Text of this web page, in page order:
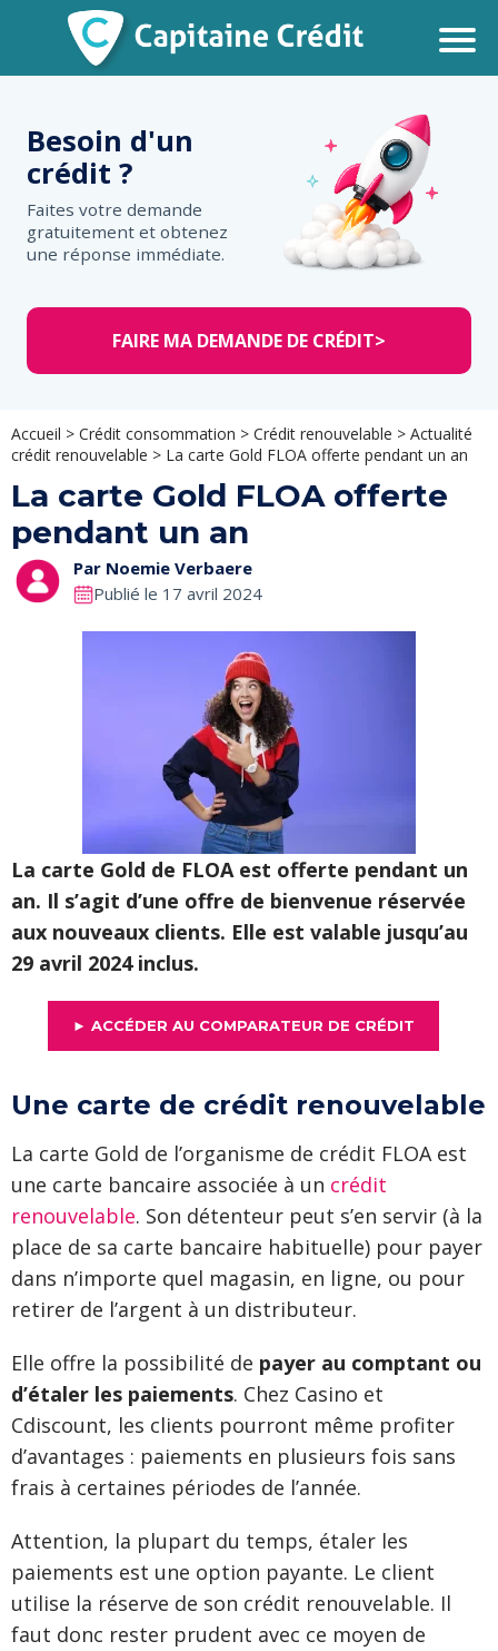
Besoin d'un
crédit ?
Faites votre demande
gratuitement et obtenez
une réponse immédiate.
FAIRE MA DEMANDE DE CRÉDIT>
Accueil > Crédit consommation > Crédit renouvelable > Actualité
crédit renouvelable > La carte Gold FLOA offerte pendant un an
La carte Gold FLOA offerte
pendant un an
Par Noemie Verbaere
Publié le 17 avril 2024
La carte Gold de FLOA est offerte pendant un
an. Il s’agit d’une offre de bienvenue réservée
aux nouveaux clients. Elle est valable jusqu’au
29 avril 2024 inclus.
► ACCÉDER AU COMPARATEUR DE CRÉDIT
Une carte de crédit renouvelable
La carte Gold de l’organisme de crédit FLOA est
une carte bancaire associée à un crédit
renouvelable. Son détenteur peut s’en servir (à la
place de sa carte bancaire habituelle) pour payer
dans n’importe quel magasin, en ligne, ou pour
retirer de l’argent à un distributeur.
Elle offre la possibilité de payer au comptant ou
d’étaler les paiements. Chez Casino et
Cdiscount, les clients pourront même profiter
d’avantages : paiements en plusieurs fois sans
frais à certaines périodes de l’année.
Attention, la plupart du temps, étaler les
paiements est une option payante. Le client
utilise la réserve de son crédit renouvelable. Il
faut donc rester prudent avec ce moyen de